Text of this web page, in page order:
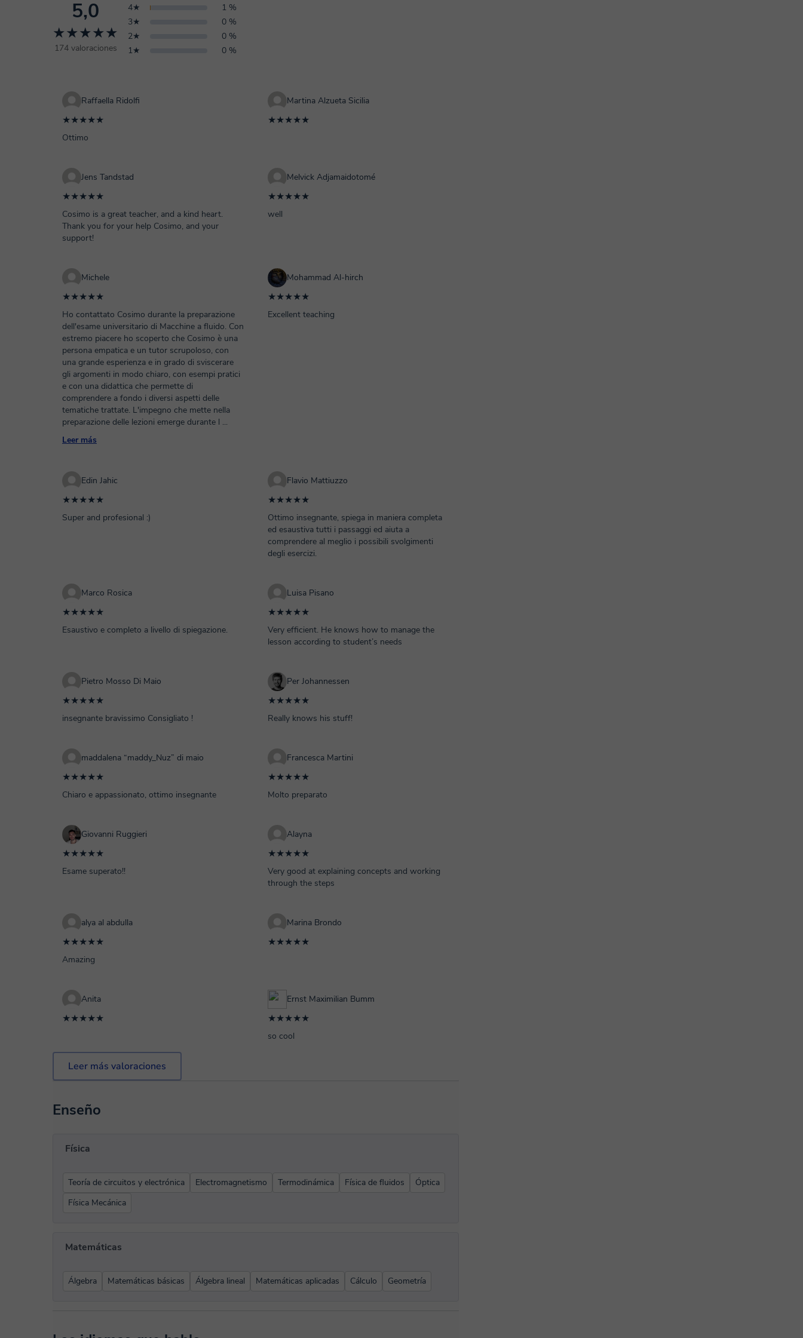
5,0
★★★★★
174 valoraciones
4★
1 %
3★
0 %
2★
0 %
1★
0 %
Raffaella Ridolfi
★★★★★
Ottimo
Martina Alzueta Sicilia
★★★★★
Jens Tandstad
★★★★★
Cosimo is a great teacher, and a kind heart.
Thank you for your help Cosimo, and your
support!
Melvick Adjamaidotomé
★★★★★
well
Michele
★★★★★
Ho contattato Cosimo durante la preparazione
dell'esame universitario di Macchine a fluido. Con
estremo piacere ho scoperto che Cosimo è una
persona empatica e un tutor scrupoloso, con
una grande esperienza e in grado di sviscerare
gli argomenti in modo chiaro, con esempi pratici
e con una didattica che permette di
comprendere a fondo i diversi aspetti delle
tematiche trattate. L'impegno che mette nella
preparazione delle lezioni emerge durante l ...
Leer más
Mohammad Al-hirch
★★★★★
Excellent teaching
Edin Jahic
★★★★★
Super and profesional :)
Flavio Mattiuzzo
★★★★★
Ottimo insegnante, spiega in maniera completa
ed esaustiva tutti i passaggi ed aiuta a
comprendere al meglio i possibili svolgimenti
degli esercizi.
Marco Rosica
★★★★★
Esaustivo e completo a livello di spiegazione.
Luisa Pisano
★★★★★
Very efficient. He knows how to manage the
lesson according to student’s needs
Pietro Mosso Di Maio
★★★★★
insegnante bravissimo Consigliato !
Per Johannessen
★★★★★
Really knows his stuff!
maddalena “maddy_Nuz” di maio
★★★★★
Chiaro e appassionato, ottimo insegnante
Francesca Martini
★★★★★
Molto preparato
Giovanni Ruggieri
★★★★★
Esame superato!!
Alayna
★★★★★
Very good at explaining concepts and working
through the steps
alya al abdulla
★★★★★
Amazing
Marina Brondo
★★★★★
Anita
★★★★★
Ernst Maximilian Bumm
★★★★★
so cool
Leer más valoraciones
Enseño
Física
Teoría de circuitos y electrónica Electromagnetismo Termodinámica Física de fluidos
Óptica
Física Mecánica
Matemáticas
Álgebra Matemáticas básicas Álgebra lineal Matemáticas aplicadas Cálculo Geometría